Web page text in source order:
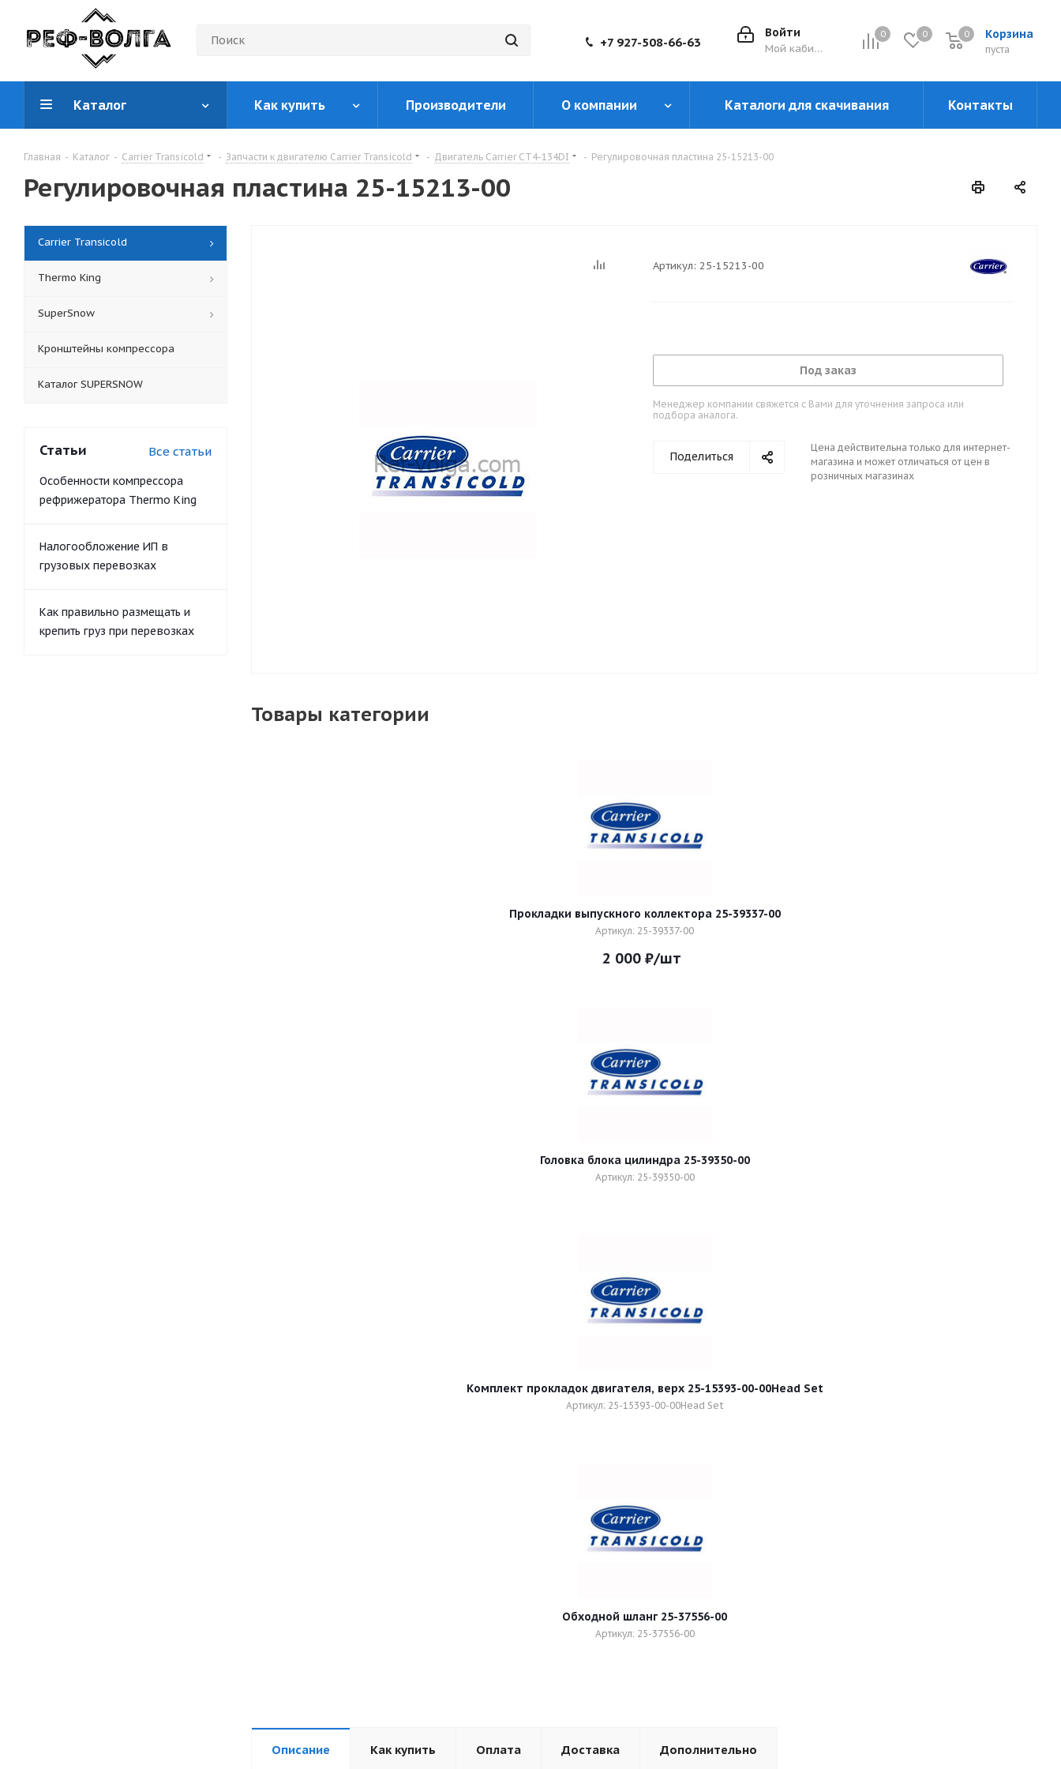
0 0 Корзина
0
пуста
0
Войти
Мой кабинет
+7 927-508-66-63
Каталог Как купить Производители О компании Каталоги для скачивания Контакты
Главная - Каталог - Carrier Transicold - Запчасти к двигателю Carrier Transicold - Двигатель Carrier CT4-134DI - Регулировочная пластина 25-15213-00
Регулировочная пластина 25-15213-00
Артикул: 25-15213-00
Под заказ
Менеджер компании свяжется с Вами для уточнения запроса или
подбора аналога.
Поделиться
Цена действительна только для интернет-
магазина и может отличаться от цен в
розничных магазинах
Товары категории
Прокладки выпускного коллектора 25-39337-00
Артикул: 25-39337-00
2 000 ₽/шт
Головка блока цилиндра 25-39350-00
Артикул: 25-39350-00
Комплект прокладок двигателя, верх 25-15393-00-00Head Set
Артикул: 25-15393-00-00Head Set
Обходной шланг 25-37556-00
Артикул: 25-37556-00
Описание Как купить Оплата Доставка Дополнительно
Carrier Transicold
Thermo King
SuperSnow
Кронштейны компрессора
Каталог SUPERSNOW
Статьи Все статьи
Особенности компрессора
рефрижератора Thermo King
Налогообложение ИП в
грузовых перевозках
Как правильно размещать и
крепить груз при перевозках